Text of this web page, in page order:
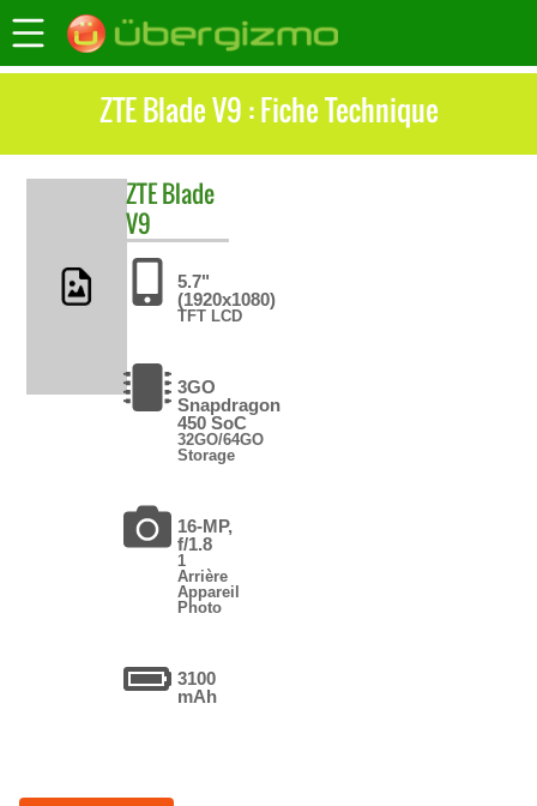
ZTE Blade V9 : Fiche Technique
ZTEBlade
V9
5.7"
(1920x1080)
TFT LCD
3GO
Snapdragon
450 SoC
32GO/64GO
Storage
16-MP,
f/1.8
1
Arrière
Appareil
Photo
3100
mAh